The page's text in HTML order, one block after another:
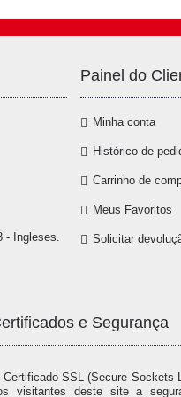
- Ingleses.
Painel do
Minha conta
Histórico de
Carrinho de
Meus Favoritos
Solicitar
e Segurança
Certificado SSL (Secure Sockets
visitantes deste site a